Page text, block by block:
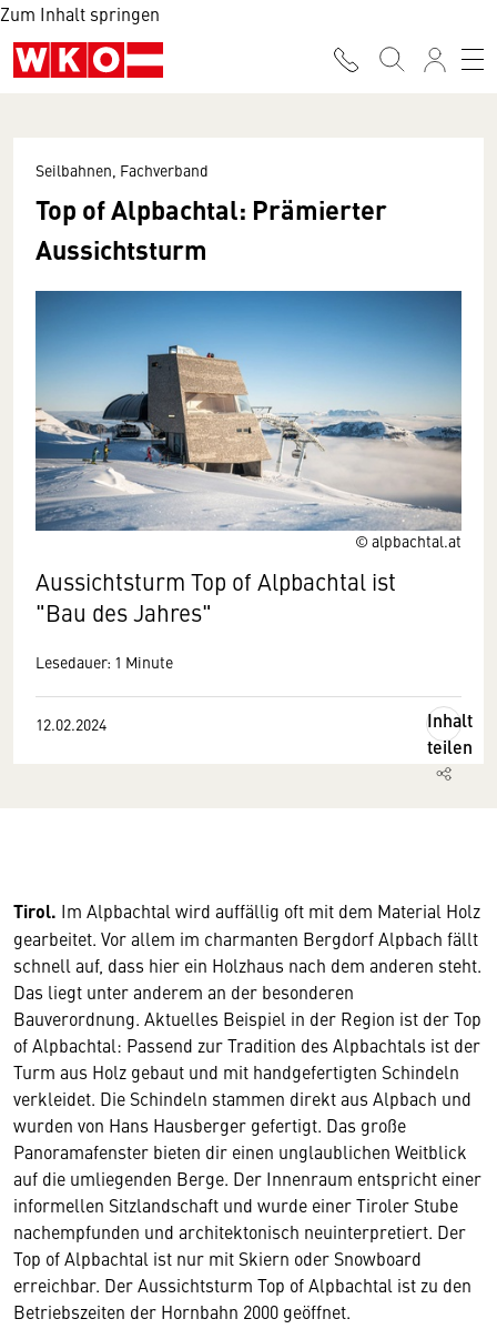
Zum Inhalt springen
© alpbachtal.at
Seilbahnen, Fachverband
Top of Alpbachtal: Prämierter
Aussichtsturm
Aussichtsturm Top of Alpbachtal ist
"Bau des Jahres"
Lesedauer: 1 Minute
12.02.2024
Inhalt
teilen
Tirol. Im Alpbachtal wird auffällig oft mit dem Material Holz
gearbeitet. Vor allem im charmanten Bergdorf Alpbach fällt
schnell auf, dass hier ein Holzhaus nach dem anderen steht.
Das liegt unter anderem an der besonderen
Bauverordnung. Aktuelles Beispiel in der Region ist der Top
of Alpbachtal: Passend zur Tradition des Alpbachtals ist der
Turm aus Holz gebaut und mit handgefertigten Schindeln
verkleidet. Die Schindeln stammen direkt aus Alpbach und
wurden von Hans Hausberger gefertigt. Das große
Panoramafenster bieten dir einen unglaublichen Weitblick
auf die umliegenden Berge. Der Innenraum entspricht einer
informellen Sitzlandschaft und wurde einer Tiroler Stube
nachempfunden und architektonisch neuinterpretiert. Der
Top of Alpbachtal ist nur mit Skiern oder Snowboard
erreichbar. Der Aussichtsturm Top of Alpbachtal ist zu den
Betriebszeiten der Hornbahn 2000 geöffnet.